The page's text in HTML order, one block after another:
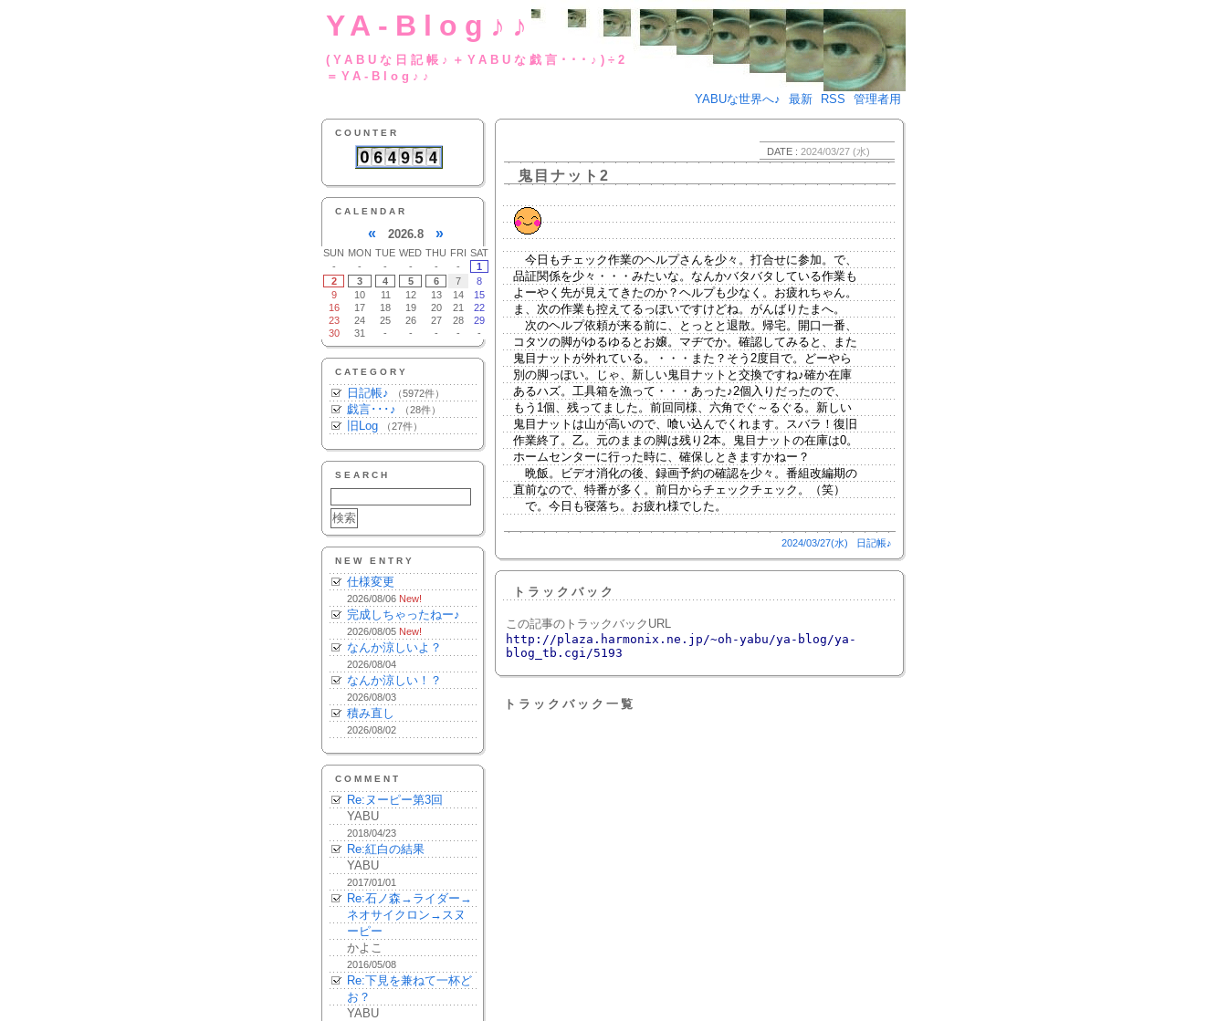
YA-Blog♪♪
(YABUな日記帳♪＋YABUな戯言･･･♪)÷2
＝YA-Blog♪♪
YABUな世界へ♪
最新 RSS 管理者用
COUNTER
CALENDAR
« 2026.8 »
SUN MON TUE WED THU FRI SAT
-
- - - - -
1
2
3 4 5 6 7
8
9
10 11 12 13 14
15
16
17 18 19 20 21
22
23
24 25 26 27 28
29
30
31 - - - - -
CATEGORY
日記帳♪ （5972件）
戯言･･･♪ （28件）
旧Log （27件）
SEARCH
NEW ENTRY
仕様変更
2026/08/06 New!
完成しちゃったねー♪
2026/08/05 New!
なんか涼しいよ？
2026/08/04
なんか涼しい！？
2026/08/03
積み直し
2026/08/02
COMMENT
Re:ヌーピー第3回
YABU
2018/04/23
Re:紅白の結果
YABU
2017/01/01
Re:石ノ森→ライダー→
ネオサイクロン→スヌ
ーピー
かよこ
2016/05/08
Re:下見を兼ねて一杯ど
お？
YABU
DATE : 2024/03/27 (水)
鬼目ナット2
今日もチェック作業のヘルプさんを少々。打合せに参加。で、
品証関係を少々・・・みたいな。なんかバタバタしている作業も
よーやく先が見えてきたのか？ヘルプも少なく。お疲れちゃん。
ま、次の作業も控えてるっぽいですけどね。がんばりたまへ。
次のヘルプ依頼が来る前に、とっとと退散。帰宅。開口一番、
コタツの脚がゆるゆるとお嬢。マヂでか。確認してみると、また
鬼目ナットが外れている。・・・また？そう2度目で。どーやら
別の脚っぽい。じゃ、新しい鬼目ナットと交換ですね♪確か在庫
あるハズ。工具箱を漁って・・・あった♪2個入りだったので、
もう1個、残ってました。前回同様、六角でぐ～るぐる。新しい
鬼目ナットは山が高いので、喰い込んでくれます。スバラ！復旧
作業終了。乙。元のままの脚は残り2本。鬼目ナットの在庫は0。
ホームセンターに行った時に、確保しときますかねー？
晩飯。ビデオ消化の後、録画予約の確認を少々。番組改編期の
直前なので、特番が多く。前日からチェックチェック。（笑）
で。今日も寝落ち。お疲れ様でした。
2024/03/27(水) 日記帳♪
トラックバック
この記事のトラックバックURL
http://plaza.harmonix.ne.jp/~oh-yabu/ya-blog/ya-
blog_tb.cgi/5193
トラックバック一覧